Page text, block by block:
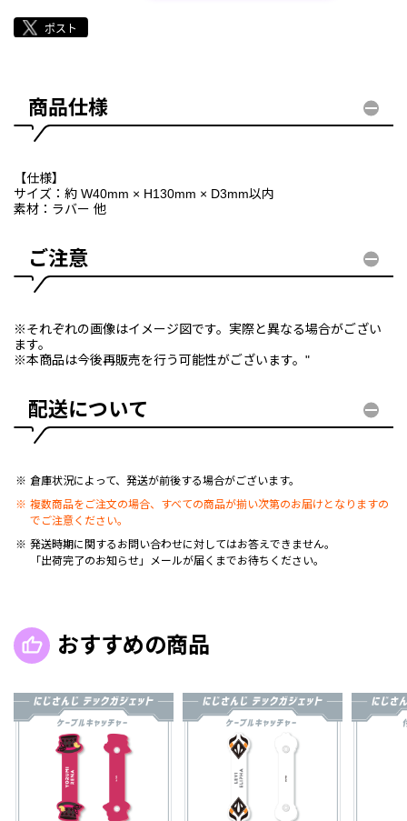
商品仕様
【仕様】
サイズ：約 W40mm × H130mm × D3mm以内
素材：ラバー 他
ご注意
※それぞれの画像はイメージ図です。実際と異なる場合がござい
ます。
※本商品は今後再販売を行う可能性がございます。"
配送について
倉庫状況によって、発送が前後する場合がございます。
複数商品をご注文の場合、すべての商品が揃い次第のお届けとなりますの
でご注意ください。
発送時期に関するお問い合わせに対してはお答えできません。
「出荷完了のお知らせ」メールが届くまでお待ちください。
おすすめの商品